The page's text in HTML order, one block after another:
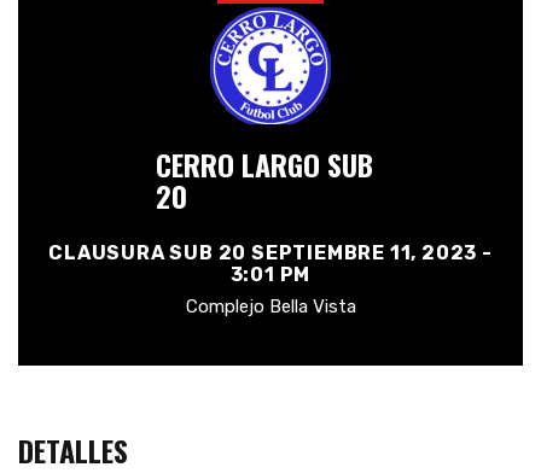
CERRO LARGO SUB
20
CLAUSURA SUB 20 SEPTIEMBRE 11, 2023 -
3:01 PM
Complejo Bella Vista
DETALLES